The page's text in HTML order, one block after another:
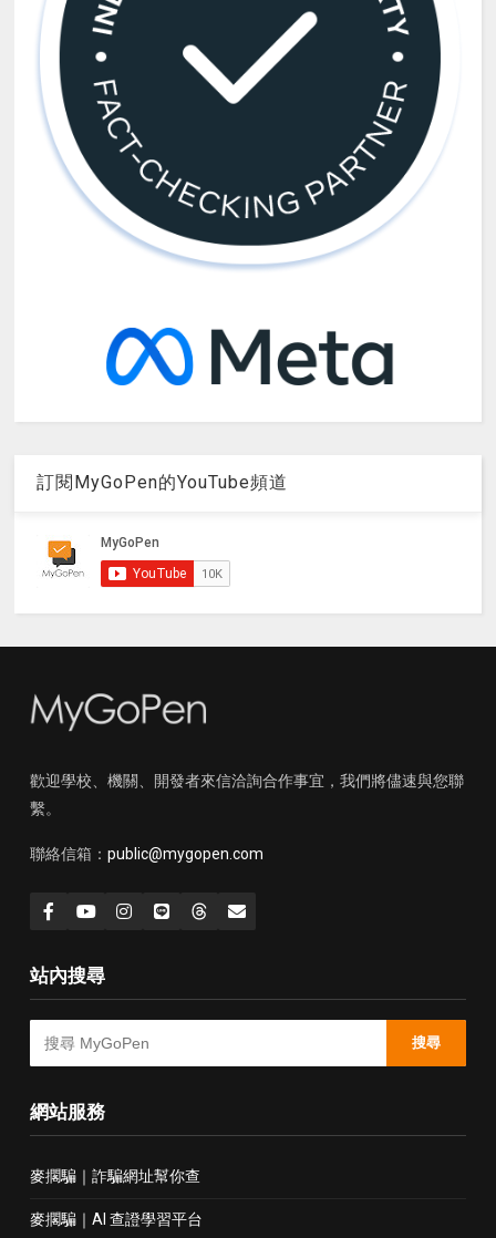
訂閱MyGoPen的YouTube頻道
歡迎學校、機關、開發者來信洽詢合作事宜，我們將儘速與您聯
繫。
聯絡信箱： public@mygopen.com
站內搜尋
搜尋
網站服務
麥擱騙｜詐騙網址幫你查
麥擱騙｜AI 查證學習平台